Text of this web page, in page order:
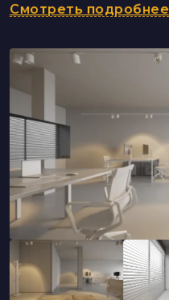
Смотреть подробнее